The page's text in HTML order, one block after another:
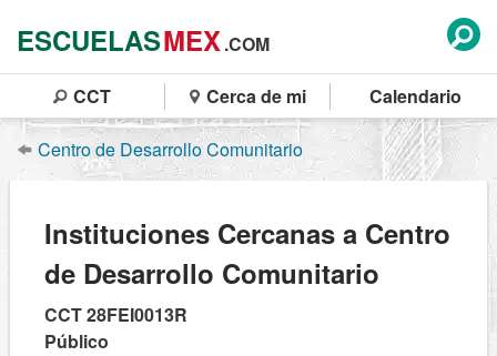
ESCUELASMEX.COM
CCT Cerca de mi Calendario
Centro de Desarrollo Comunitario
Instituciones Cercanas a Centro
de Desarrollo Comunitario
CCT 28FEI0013R
Público